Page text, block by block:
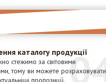
04
каталогу продукції
стежимо за світовими
тому ви можете розраховувати
пропозиції.